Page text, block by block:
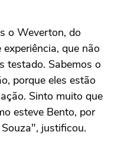
o Weverton, do
que não
testado. Sabemos o
porque eles estão
Sinto muito que
esteve Bento, por
justificou.